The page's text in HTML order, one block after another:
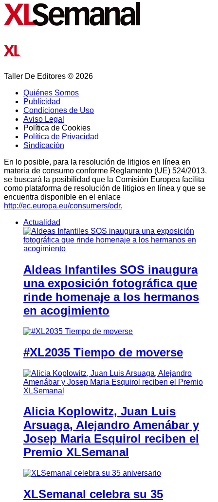
Taller De Editores © 2026
Quiénes Somos
Publicidad
Condiciones de Uso
Aviso Legal
Política de Cookies
Política de Privacidad
Sindicación
En lo posible, para la resolución de litigios en línea en
materia de consumo conforme Reglamento (UE) 524/2013,
se buscará la posibilidad que la Comisión Europea facilita
como plataforma de resolución de litigios en línea y que se
encuentra disponible en el enlace
http://ec.europa.eu/consumers/odr.
Actualidad
Aldeas Infantiles SOS inaugura
una exposición fotográfica que
rinde homenaje a los hermanos
en acogimiento
#XL2035 Tiempo de moverse
Alicia Koplowitz, Juan Luis
Arsuaga, Alejandro Amenábar y
Josep Maria Esquirol reciben el
Premio XLSemanal
XLSemanal celebra su 35